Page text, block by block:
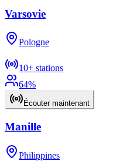
Varsovie
Pologne
10+ stations
64%
Écouter maintenant
Manille
Philippines